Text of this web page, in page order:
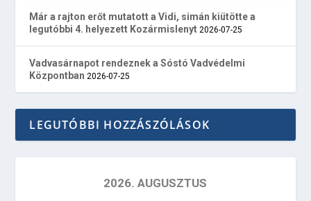
Már a rajton erőt mutatott a Vidi, simán kiütötte a
legutóbbi 4. helyezett Kozármislenyt 2026-07-25
Vadvasárnapot rendeznek a Sóstó Vadvédelmi
Központban 2026-07-25
LEGUTÓBBI HOZZÁSZÓLÁSOK
2026. AUGUSZTUS